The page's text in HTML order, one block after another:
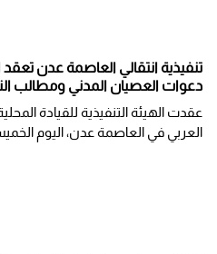
تنفيذية انتقالي العاصمة عدن تعقد
دعوات العصيان المدني ومطالب
​عقدت الهيئة التنفيذية للقيادة
العربي في العاصمة عدن، اليوم